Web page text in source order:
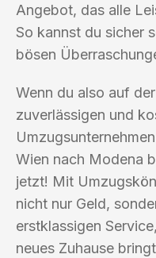
Angebot, das alle
So kannst du sicher
bösen
Wenn du also auf
zuverlässigen und
Wien nach Modena
jetzt! Mit
nicht nur Geld,
erstklassigen
neues Zuhause